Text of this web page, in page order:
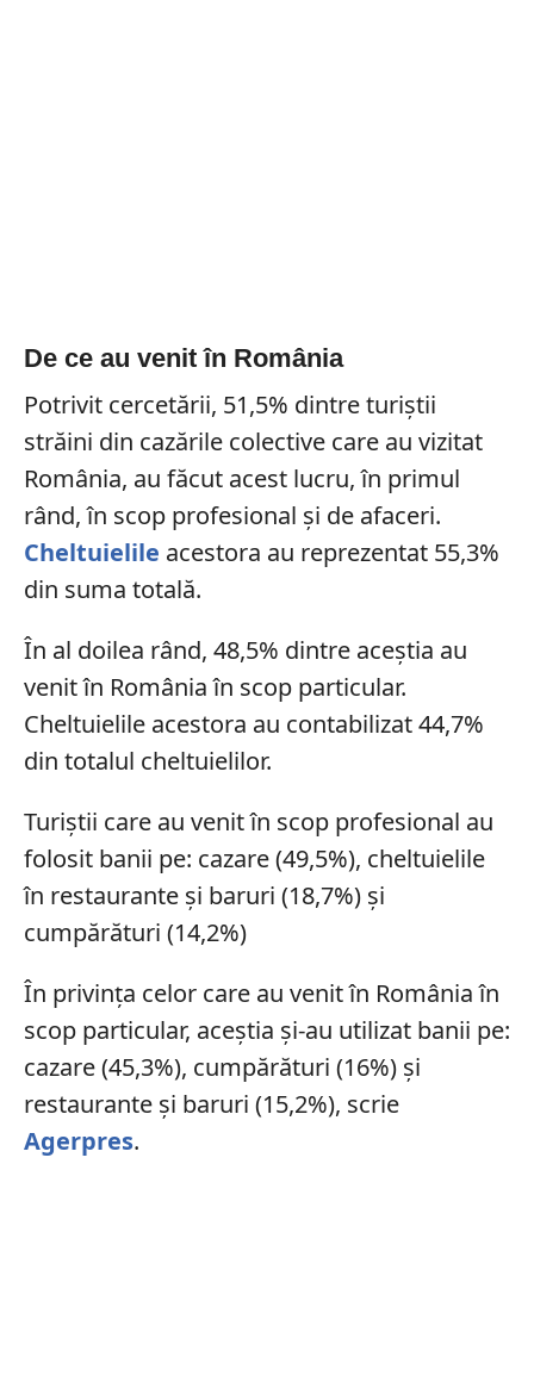
De ce au venit în România
Potrivit cercetării, 51,5% dintre turiștii
străini din cazările colective care au vizitat
România, au făcut acest lucru, în primul
rând, în scop profesional şi de afaceri.
Cheltuielile acestora au reprezentat 55,3%
din suma totală.
În al doilea rând, 48,5% dintre aceștia au
venit în România în scop particular.
Cheltuielile acestora au contabilizat 44,7%
din totalul cheltuielilor.
Turiștii care au venit în scop profesional au
folosit banii pe: cazare (49,5%), cheltuielile
în restaurante şi baruri (18,7%) şi
cumpărături (14,2%)
În privința celor care au venit în România în
scop particular, aceștia și-au utilizat banii pe:
cazare (45,3%), cumpărături (16%) şi
restaurante şi baruri (15,2%), scrie
Agerpres.